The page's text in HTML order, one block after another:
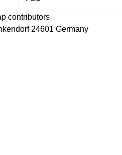
contributors
24601 Germany